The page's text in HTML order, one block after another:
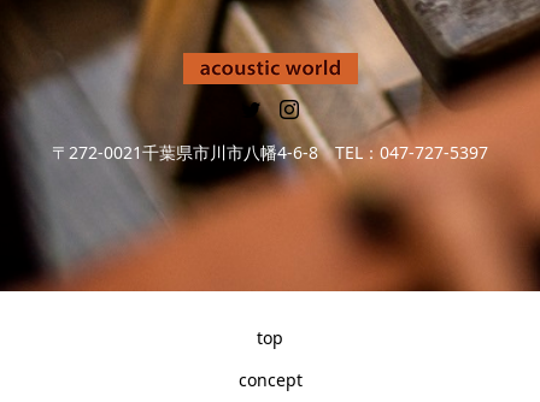
〒272-0021千葉県市川市八幡4-6-8 TEL：047-727-5397
top
concept